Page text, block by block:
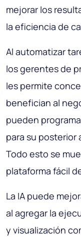
mejorar los
la eficiencia de
Al automatizar
los gerentes de
les permite
benefician al
pueden
para su posterior
Todo esto se
plataforma fácil
La IA puede
al agregar la
y visualización